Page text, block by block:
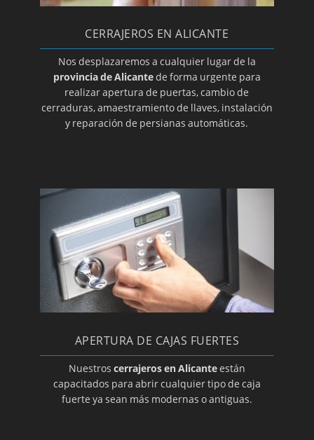
Cerrajeros en Novelda
Cerrajeros en La Nucía
Cerrajeros en Orihuela
Cerrajeros en Pedreguer
Cerrajeros en Petrer
Cerrajeros en Pilar de la Horadada
Cerrajeros en San Fulgencio
Cerrajeros en San Vicente del Raspeig
Cerrajeros en Santa Pola
Cerrajeros en Sax
Cerrajeros en Teulada
Cerrajeros en Torrevieja
Cerrajeros en Villajoyosa
Cerrajeros en Villena
CERRAJEROS EN ALICANTE
Nos desplazaremos a cualquier lugar de la
provincia de Alicantede forma urgente para
realizar apertura de puertas, cambio de
cerraduras, amaestramiento de llaves, instalación
y reparación de persianas automáticas.
APERTURA DE CAJAS FUERTES
Nuestros cerrajeros en Alicanteestán
capacitados para abrir cualquier tipo de caja
fuerte ya sean más modernas o antiguas.